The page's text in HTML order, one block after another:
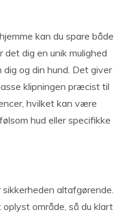
kan du spare både
det dig en unik mulighed
og din hund. Det giver
klipningen præcist til
hvilket kan være
hud eller specifikke
sikkerheden altafgørende.
område, så du klart